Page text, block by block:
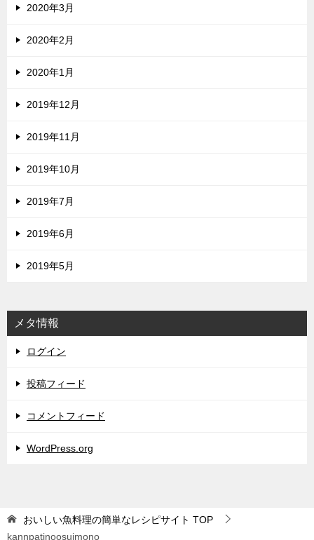
2020年3月
2020年2月
2020年1月
2019年12月
2019年11月
2019年10月
2019年7月
2019年6月
2019年5月
メタ情報
ログイン
投稿フィード
コメントフィード
WordPress.org
おいしい魚料理の簡単なレシピサイト TOP
kannpatinoosuimono